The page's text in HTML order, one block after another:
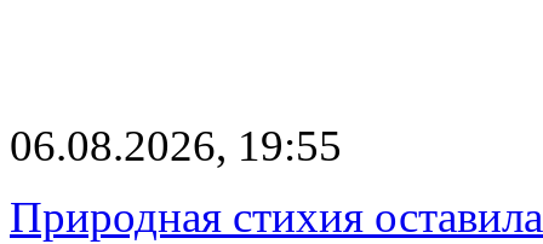
06.08.2026, 19:55
Природная стихия